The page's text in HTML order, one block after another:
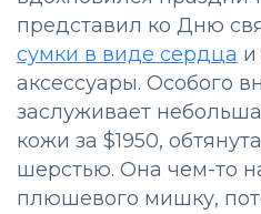
представил ко Дню
сумки в виде сердца и
аксессуары. Особого
заслуживает
кожи за $1950,
шерстью. Она чем-то
плюшевого мишку,